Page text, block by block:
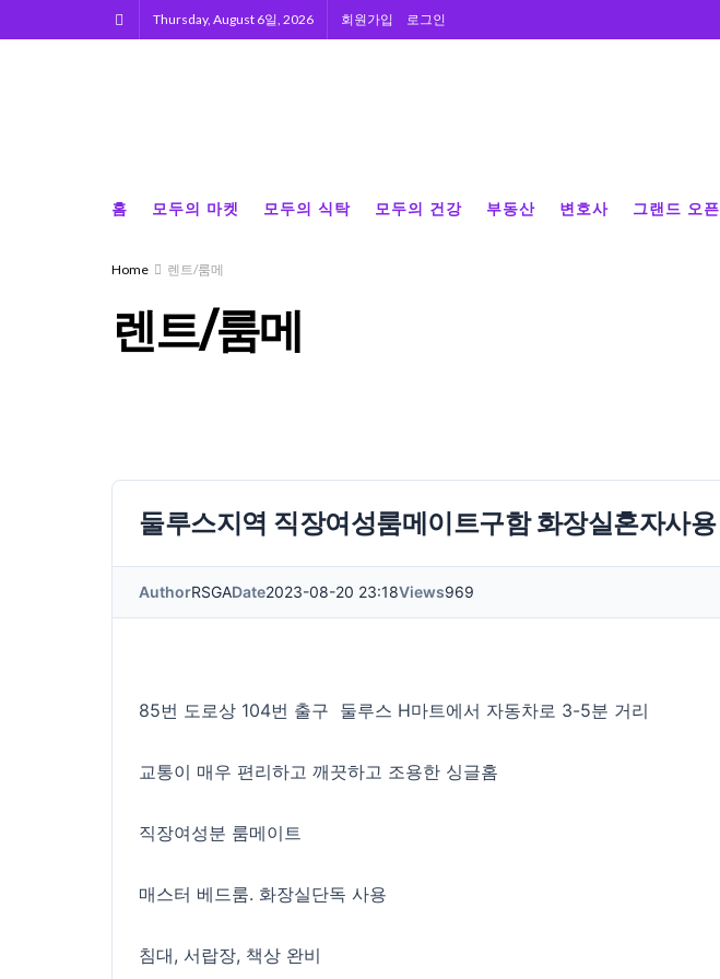
Thursday, August 6일, 2026 회원가입 로그인
홈 모두의 마켓 모두의 식탁 모두의 건강 부동산 변호사 그랜드 오픈
Home 렌트/룸메
렌트/룸메
둘루스지역 직장여성룸메이트구함 화장실혼자사용
AuthorRSGADate2023-08-20 23:18Views969
85번 도로상 104번 출구 둘루스 H마트에서 자동차로 3-5분 거리
교통이 매우 편리하고 깨끗하고 조용한 싱글홈
직장여성분 룸메이트
매스터 베드룸. 화장실단독 사용
침대, 서랍장, 책상 완비